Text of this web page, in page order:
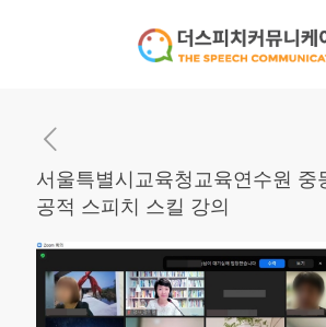
서울특별시교육청교육연수원 중
공적 스피치 스킬 강의